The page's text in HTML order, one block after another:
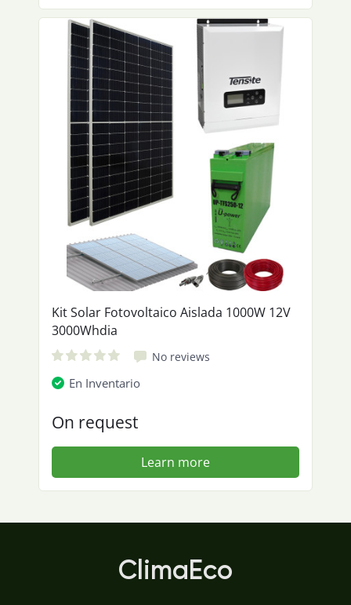
Kit Solar Fotovoltaico Aislada 1000W 12V
3000Whdia
No reviews
En Inventario
On request
Learn more
ClimaEco